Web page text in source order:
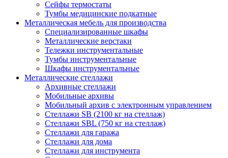
Сейфы термостаты
Тумбы медицинские подкатные
Металлическая мебель для производства
Cпециализированные шкафы
Металлические верстаки
Тележки инструментальные
Тумбы инструментальные
Шкафы инструментальные
Металлические стеллажи
Архивные стеллажи
Мобильные архивы
Мобильный архив с электронным управлением
Стеллажи SB (2100 кг на стеллаж)
Стеллажи SBL (750 кг на стеллаж)
Стеллажи для гаража
Стеллажи для дома
Стеллажи для инструмента